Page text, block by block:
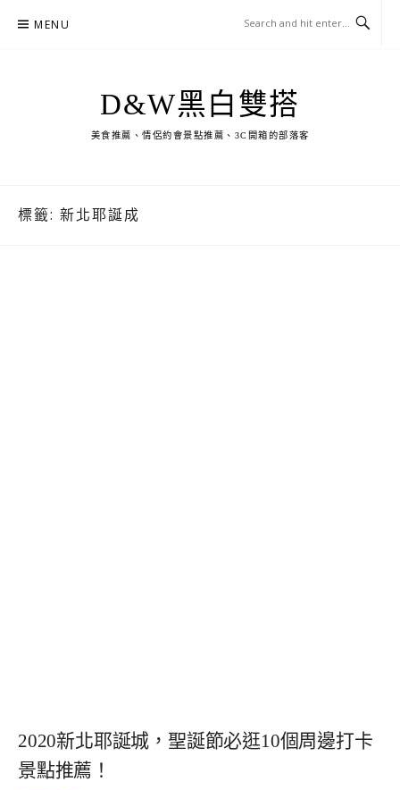
MENU
D&W黑白雙搭
美食推薦、情侶約會景點推薦、3C開箱的部落客
標籤: 新北耶誕成
2020新北耶誕城，聖誕節必逛10個周邊打卡
景點推薦！